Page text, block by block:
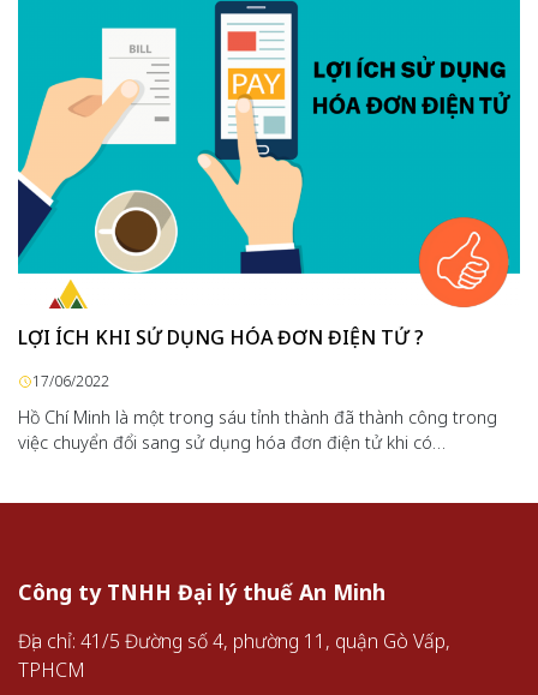
LỢI ÍCH KHI SỬ DỤNG HÓA ĐƠN ĐIỆN TỬ ?
17/06/2022
Hồ Chí Minh là một trong sáu tỉnh thành đã thành công trong
việc chuyển đổi sang sử dụng hóa đơn điện tử khi có…
Công ty TNHH Đại lý thuế An Minh
Địa chỉ: 41/5 Đường số 4, phường 11, quận Gò Vấp,
TPHCM